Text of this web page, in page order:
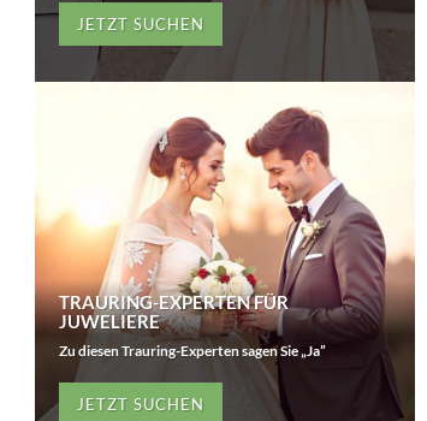
JETZT SUCHEN
TRAURING-EXPERTEN FÜR
JUWELIERE
Zu diesen Trauring-Experten sagen Sie „Ja”
JETZT SUCHEN